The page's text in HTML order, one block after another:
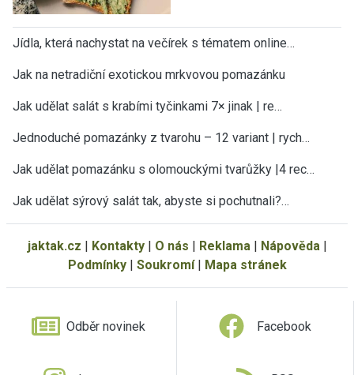
Jídla, která nachystat na večírek s tématem online…
Jak na netradiční exotickou mrkvovou pomazánku
Jak udělat salát s krabími tyčinkami 7× jinak | re…
Jednoduché pomazánky z tvarohu – 12 variant | rych…
Jak udělat pomazánku s olomouckými tvarůžky |4 rec…
Jak udělat sýrový salát tak, abyste si pochutnali?…
jaktak.cz | Kontakty| O nás | Reklama | Nápověda |
Podmínky| Soukromí| Mapa stránek
Odběr novinek Facebook